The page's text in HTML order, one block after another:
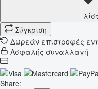
Σύγκριση
Δωρεάν επιστροφές
Ασφαλής συναλλαγή
Share: